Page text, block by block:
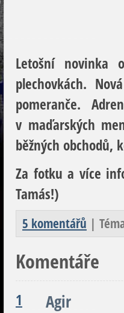
Letošní
plechovkách.
pomeranče.
v maďarských
běžných
Za fotku a více
Tamás!)
5 komentářů |
Komentáře
1 Agir